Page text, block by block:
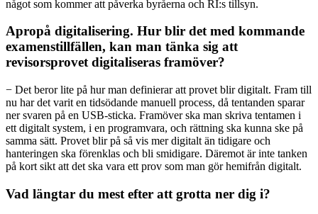
något som kommer att påverka byråerna och RI:s tillsyn.
Apropå digitalisering. Hur blir det med kommande
examenstillfällen, kan man tänka sig att
revisorsprovet digitaliseras framöver?
− Det beror lite på hur man definierar att provet blir digitalt. Fram till
nu har det varit en tidsödande manuell process, då tentanden sparar
ner svaren på en USB-sticka. Framöver ska man skriva tentamen i
ett digitalt system, i en programvara, och rättning ska kunna ske på
samma sätt. Provet blir på så vis mer digitalt än tidigare och
hanteringen ska förenklas och bli smidigare. Däremot är inte tanken
på kort sikt att det ska vara ett prov som man gör hemifrån digitalt.
Vad längtar du mest efter att grotta ner dig i?